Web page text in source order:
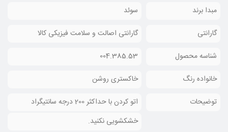
مبدا برند
سوئد
گارانتی
گارانتی اصالت و سلامت فیزیکی کالا
شناسه محصول
004.385.53
خانواده رنگ
خاکستری روشن
توضیحات
اتو کردن با حداکثر 200 درجه سانتیگراد
خشکشویی نکنید.